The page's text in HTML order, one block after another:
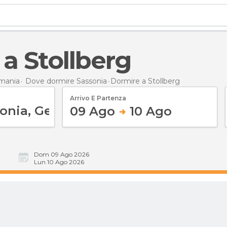
a Stollberg
Dove dormire Sassonia Dormire a Stollberg
Arrivo E Partenza
09 Ago 10 Ago
Dom 09 Ago 2026
Lun 10 Ago 2026